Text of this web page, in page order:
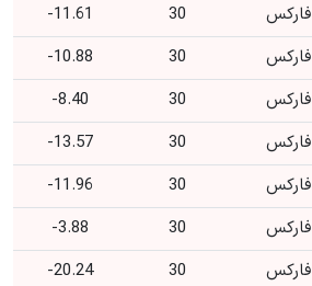
فارکس 30
11.61-
فارکس 30
10.88-
فارکس 30
8.40-
فارکس 30
13.57-
فارکس 30
11.96-
فارکس 30
3.88-
فارکس 30
20.24-